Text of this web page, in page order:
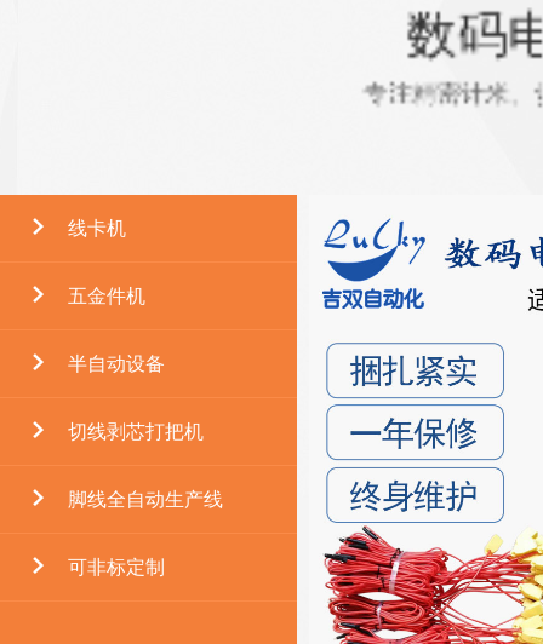
数码
专注精密计米、
线卡机
五金件机
半自动设备
切线剥芯打把机
脚线全自动生产线
可非标定制